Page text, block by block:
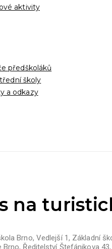
aktivity
předškoláků
školy
a odkazy
na
Brno, Vedlejší 1, Základní
Ředitelství Štefánikova